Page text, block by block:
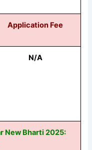
Application Fee
N/A
New Bharti 2025: